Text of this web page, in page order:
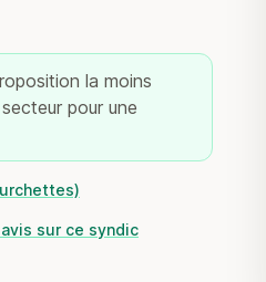
la moins
pour une
sur ce syndic